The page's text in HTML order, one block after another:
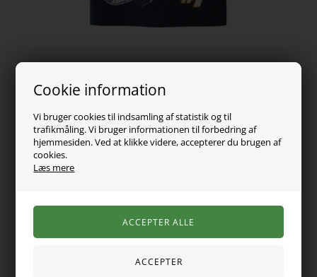
Cookie information
Vi bruger cookies til indsamling af statistik og til
trafikmåling. Vi bruger informationen til forbedring af
hjemmesiden. Ved at klikke videre, accepterer du brugen af
cookies.
Læs mere
139,00DKK
Vælg Størrelse
Denne langærmede top har et dynamisk Hot Wheels-print på
fronten med to racerbiler og teksten 'RACE Team'. Printet er